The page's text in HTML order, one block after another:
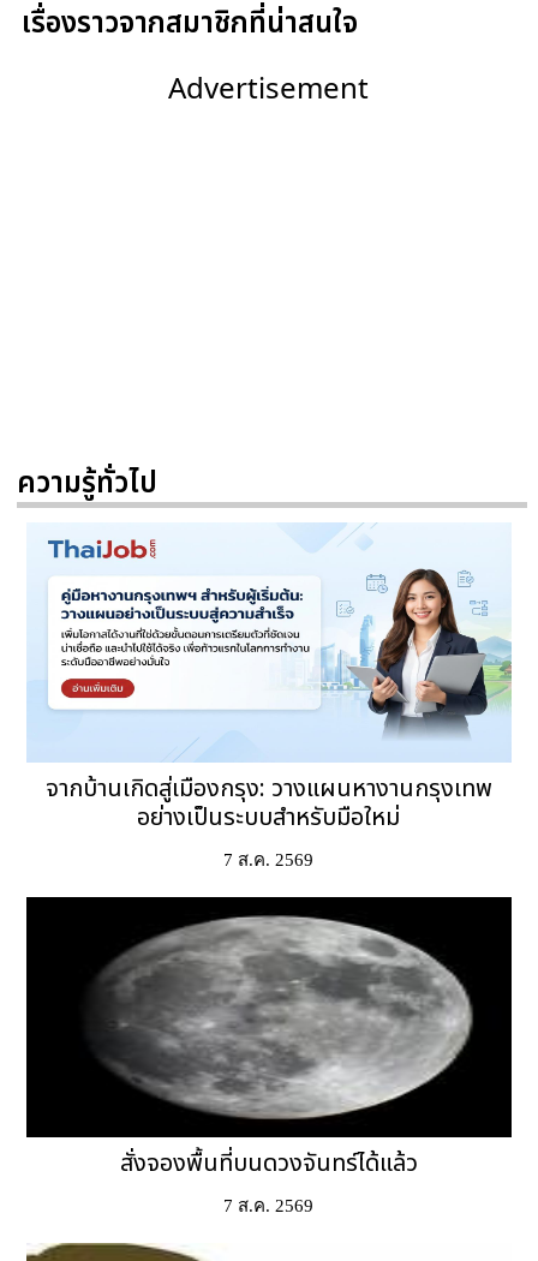
เรื่องราวจากสมาชิกที่น่าสนใจ
Advertisement
ความรู้ทั่วไป
จากบ้านเกิดสู่เมืองกรุง: วางแผนหางานกรุงเทพ
อย่างเป็นระบบสำหรับมือใหม่
7 ส.ค. 2569
สั่งจองพื้นที่บนดวงจันทร์ได้แล้ว
7 ส.ค. 2569